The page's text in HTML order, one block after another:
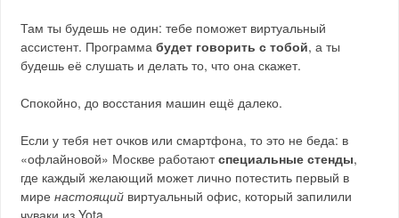
Там ты будешь не один: тебе поможет виртуальный
ассистент. Программабудет говорить с тобой, а ты
будешь её слушать и делать то, что она скажет.
Спокойно, до восстания машин ещё далеко.
Если у тебя нет очков или смартфона, то это не беда: в
«офлайновой» Москве работаютспециальные стенды,
где каждый желающий может лично потестить первый в
миренастоящий виртуальный офис, который запилили
чуваки из Yota.